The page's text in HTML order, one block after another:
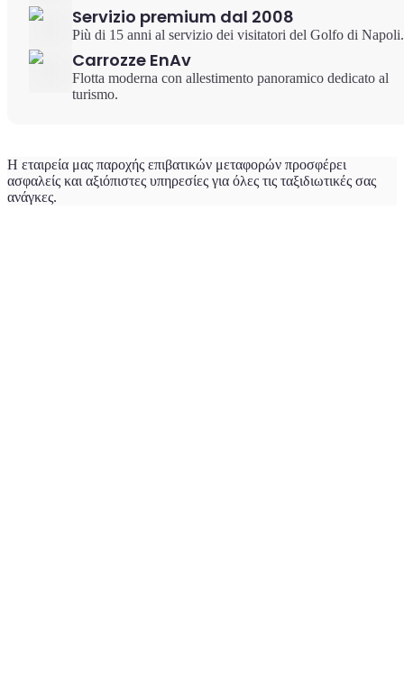
Servizio premium dal 2008
Più di 15 anni al servizio dei visitatori del Golfo di Napoli.
Carrozze EnAv
Flotta moderna con allestimento panoramico dedicato al
turismo.
Η εταιρεία μας παροχής επιβατικών μεταφορών προσφέρει
ασφαλείς και αξιόπιστες υπηρεσίες για όλες τις ταξιδιωτικές σας
ανάγκες.